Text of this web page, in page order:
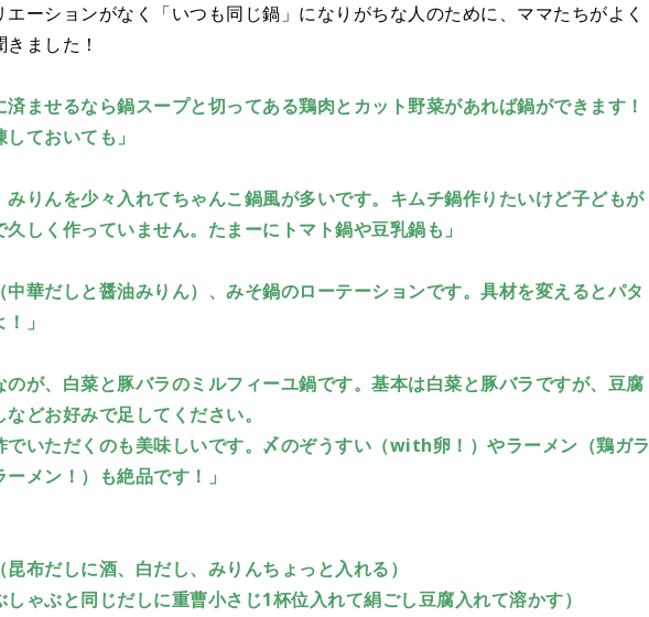
ーションがなく「いつも同じ鍋」になりがちな人のために、ママたちがよく
ました！
済ませるなら鍋スープと切ってある鶏肉とカット野菜があれば鍋ができます！
ておいても」
みりんを少々入れてちゃんこ鍋風が多いです。キムチ鍋作りたいけど子どもが
しく作っていません。たまーにトマト鍋や豆乳鍋も」
中華だしと醤油みりん）、みそ鍋のローテーションです。具材を変えるとパタ
」
のが、白菜と豚バラのミルフィーユ鍋です。基本は白菜と豚バラですが、豆腐
どお好みで足してください。
でいただくのも美味しいです。〆のぞうすい（with卵！）やラーメン（鶏ガラ
メン！）も絶品です！」
昆布だしに酒、白だし、みりんちょっと入れる）
しゃぶと同じだしに重曹小さじ1杯位入れて絹ごし豆腐入れて溶かす）